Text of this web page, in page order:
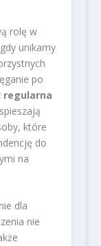
rolę w
unikamy
po
regularna
które
do
na
dla
nie